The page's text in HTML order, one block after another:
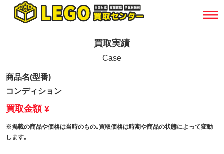
買取実績
Case
商品名(型番)
コンディション
買取金額 ¥
※掲載の商品や価格は当時のもの｡買取価格は時期や商品の状態によって変動
します｡